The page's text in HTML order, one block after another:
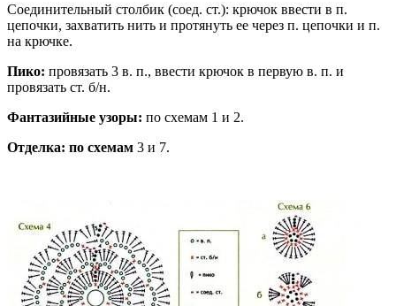
Соединительный столбик (соед. ст.): крючок ввести в п.
цепочки, захватить нить и протянуть ее через п. цепочки и п.
на крючке.
Пико: провязать 3 в. п., ввести крючок в первую в. п. и
провязать ст. б/н.
Фантазийные узоры: по схемам 1 и 2.
Отделка: по схемам 3 и 7.